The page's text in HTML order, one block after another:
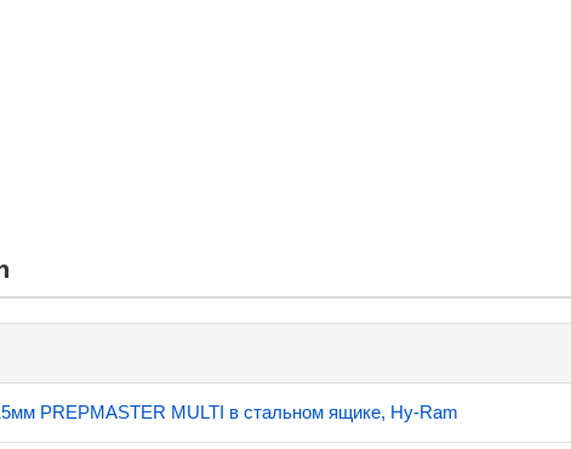
PREPMASTER MULTI в стальном ящике, Hy-Ram